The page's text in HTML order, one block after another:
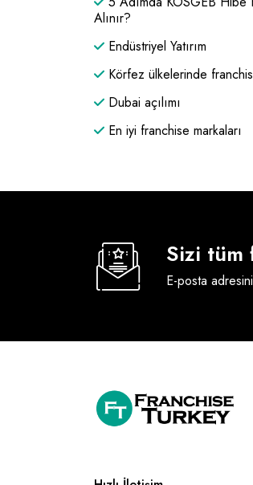
Alınır?
Endüstriyel Yatırım
Körfez ülkelerinde
Dubai açılımı
En iyi franchise markaları
Sizi tüm
E-posta